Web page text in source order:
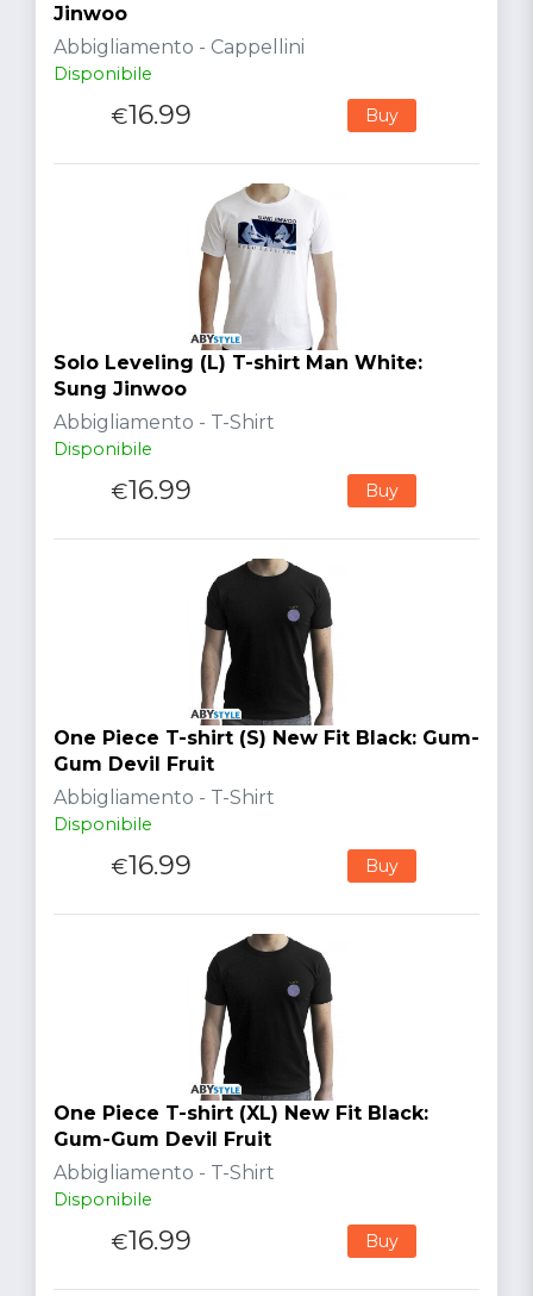
Jinwoo
Abbigliamento - Cappellini
Disponibile
€16.99 Buy
Solo Leveling (L) T-shirt Man White:
Sung Jinwoo
Abbigliamento - T-Shirt
Disponibile
€16.99 Buy
One Piece T-shirt (S) New Fit Black: Gum-
Gum Devil Fruit
Abbigliamento - T-Shirt
Disponibile
€16.99 Buy
One Piece T-shirt (XL) New Fit Black:
Gum-Gum Devil Fruit
Abbigliamento - T-Shirt
Disponibile
€16.99 Buy